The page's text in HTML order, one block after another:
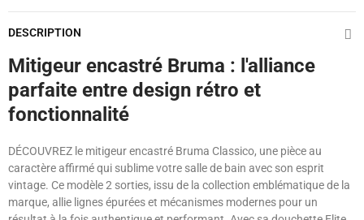
DESCRIPTION
Mitigeur encastré Bruma : l'alliance
parfaite entre design rétro et
fonctionnalité
DÉCOUVREZ le mitigeur encastré Bruma Classico, une pièce au
caractère affirmé qui sublime votre salle de bain avec son esprit
vintage. Ce modèle 2 sorties, issu de la collection emblématique de la
marque, allie lignes épurées et mécanismes modernes pour un